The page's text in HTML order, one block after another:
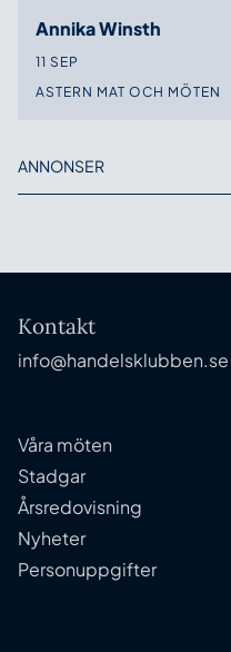
Annika Winsth
11 SEP
ASTERN MAT OCH MÖTEN
ANNONSER
Kontakt
info@handelsklubben.se
Våra möten
Stadgar
Årsredovisning
Nyheter
Personuppgifter